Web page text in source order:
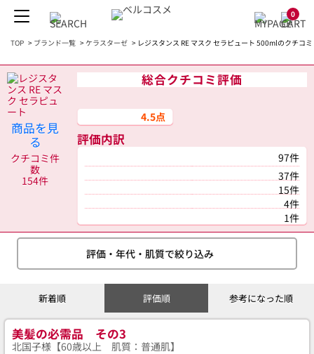
0
TOP > ブランド一覧 > ケラスターゼ > レジスタンス RE マスク セラピュート 500mlのクチコミ
商品を見
る
クチコミ件
数
154件
総合クチコミ評価
4.5点
評価内訳
97件
37件
15件
4件
1件
評価・年代・肌質で絞り込み
新着順 評価順 参考になった順
美髪の必需品 その3
北国子様【60歳以上 肌質：普通肌】